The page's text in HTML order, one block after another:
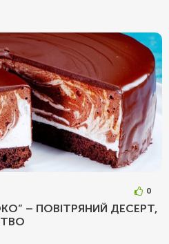
0
– ПОВІТРЯНИЙ ДЕСЕРТ,